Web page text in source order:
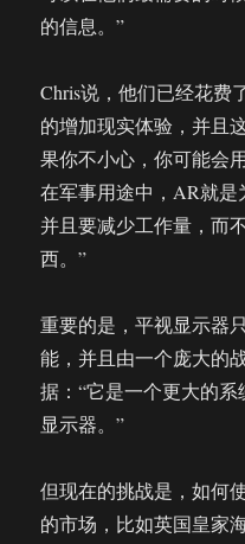
的信息。”
Chris说，他们已经花费
的增加现实体验，并且
果你不小心，你可能会
在军事用途中，AR就是
并且要减少工作量，而
西。”
重要的是，平视显示器
能，并且由一个庞大的
据：“它是一个更大的
显示器。”
但现在的挑战是，如何
的市场，比如英国皇家